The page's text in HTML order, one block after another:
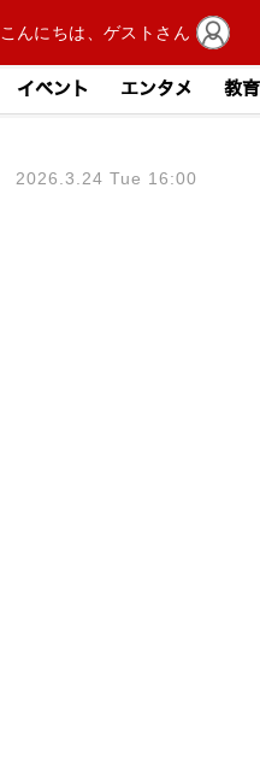
イベント エンタメ 教育
2026.3.24 Tue 16:00
こんにちは、ゲストさん